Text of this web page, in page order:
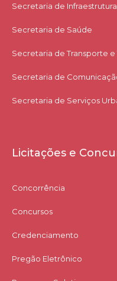
Secretaria de
Secretaria de Saúde
Secretaria de Transporte e
Secretaria de
Secretaria de Serviços
Licitações e
Concorrência
Concursos
Credenciamento
Pregão Eletrônico